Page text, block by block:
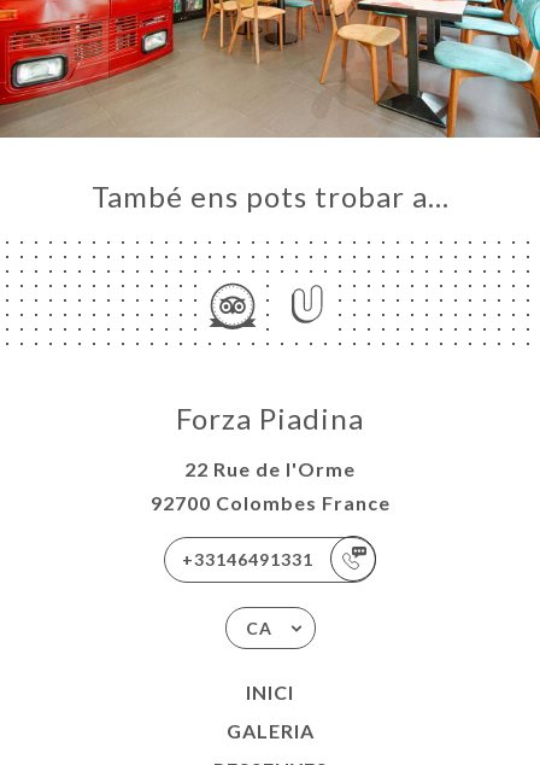
També ens pots trobar a…
Forza Piadina
22 Rue de l'Orme
92700 Colombes France
+33146491331
CA
INICI
GALERIA